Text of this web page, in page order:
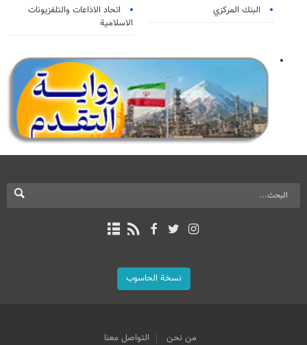
البنك المركزي
اتحاد الاذاعات والتلفزيونات
الاسلامية
نسخة الحاسوب
من نحن التواصل معنا